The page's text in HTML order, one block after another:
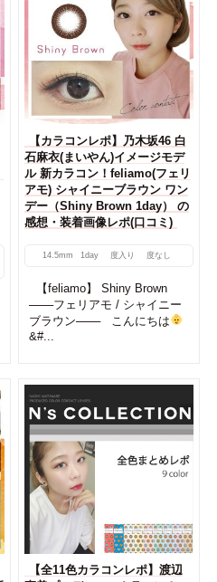
【カラコンレポ】乃木坂46 白
石麻衣(まいやん)イメージモデ
ル 新カラコン！feliamo(フェリ
アモ) シャイニーブラウン ワン
デー（Shiny Brown 1day） の
感想・装着画像レポ(口コミ)
14.5mm 1day 度入り 度なし
【feliamo】 Shiny Brown
───フェリアモ / シャイニー
ブラウン─── こんにちは
&#...
【全11色カラコンレポ】渡辺